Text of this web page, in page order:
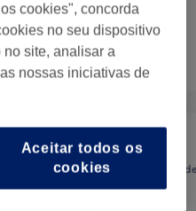
Tratamento
unhas
cookies", concorda
no seu dispositivo
site, analisar a
nossas iniciativas de
Aceitar todos os
cookies